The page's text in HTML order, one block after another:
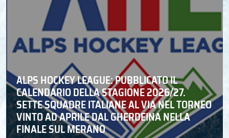
ALPS HOCKEY LEAGUE: PUBBLICATO IL
CALENDARIO DELLA STAGIONE 2026/27.
SETTE SQUADRE ITALIANE AL VIA NEL TORNEO
VINTO AD APRILE DAL GHERDEINA NELLA
FINALE SUL MERANO